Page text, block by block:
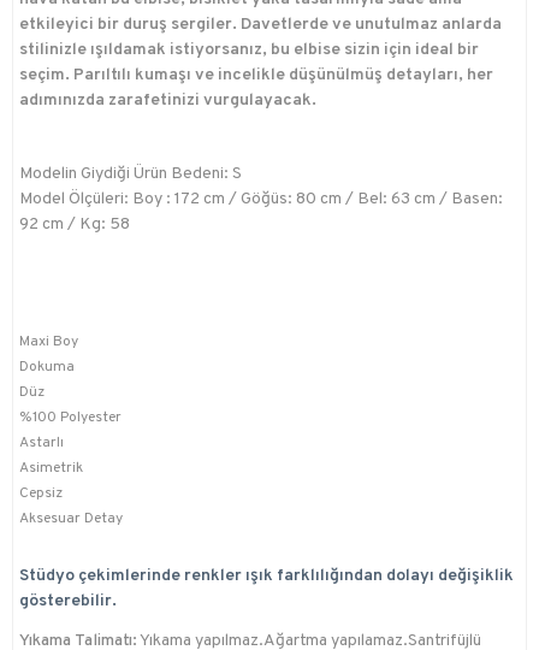
etkileyici bir duruş sergiler. Davetlerde ve unutulmaz anlarda
stilinizle ışıldamak istiyorsanız, bu elbise sizin için ideal bir
seçim. Parıltılı kumaşı ve incelikle düşünülmüş detayları, her
adımınızda zarafetinizi vurgulayacak.
Modelin Giydiği Ürün Bedeni: S
Model Ölçüleri: Boy : 172 cm / Göğüs: 80 cm / Bel: 63 cm / Basen:
92 cm / Kg: 58
Maxi Boy
Dokuma
Düz
%100 Polyester
Astarlı
Asimetrik
Cepsiz
Aksesuar Detay
Stüdyo çekimlerinde renkler ışık farklılığından dolayı değişiklik
gösterebilir.
Yıkama Talimatı:Yıkama yapılmaz.Ağartma yapılamaz.Santrifüjlü